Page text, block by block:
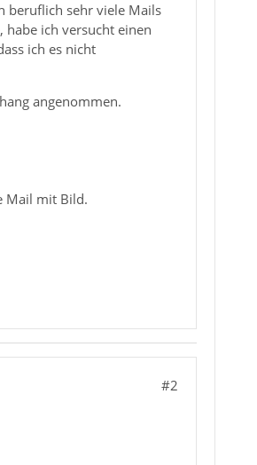
beruflich sehr viele Mails
habe ich versucht einen
ich es nicht
angenommen.
Mail mit Bild.
#2